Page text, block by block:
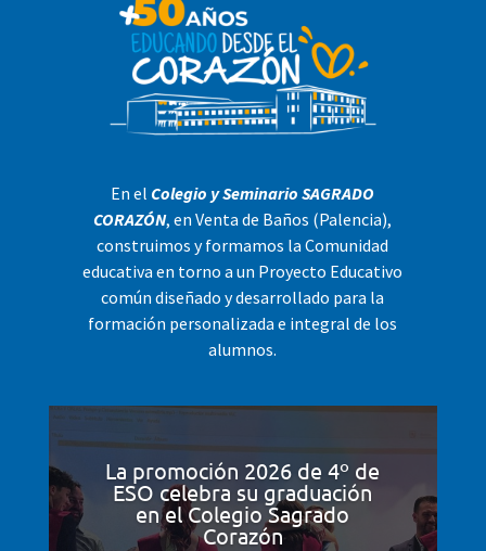
En el Colegio y Seminario SAGRADO
CORAZÓN, en Venta de Baños (Palencia),
construimos y formamos la Comunidad
educativa en torno a un Proyecto Educativo
común diseñado y desarrollado para la
formación personalizada e integral de los
alumnos.
La promoción 2026 de 4º de
ESO celebra su graduación
en el Colegio Sagrado
Corazón